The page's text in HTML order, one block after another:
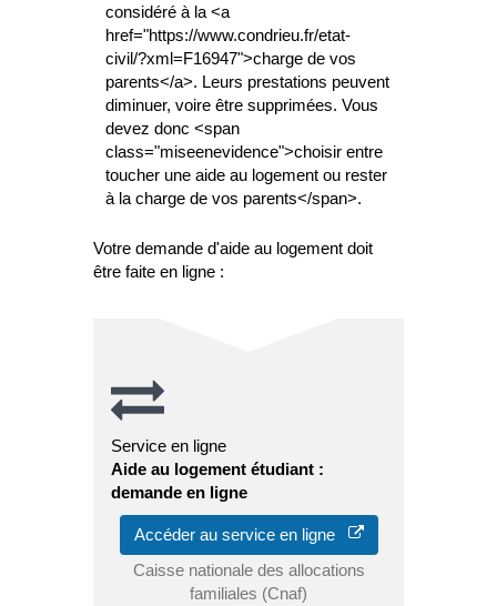
considéré à la <a
href="https://www.condrieu.fr/etat-
civil/?xml=F16947">charge de vos
parents</a>. Leurs prestations peuvent
diminuer, voire être supprimées. Vous
devez donc <span
class="miseenevidence">choisir entre
toucher une aide au logement ou rester
à la charge de vos parents</span>.
Votre demande d'aide au logement doit
être faite en ligne :
Service en ligne
Aide au logement étudiant :
demande en ligne
Accéder au service en ligne
Caisse nationale des allocations
familiales (Cnaf)